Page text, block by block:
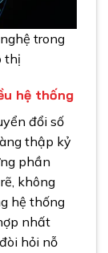
trong
thị
hệ thống
đổi số
thập kỷ
phần
không
hệ thống
nhất
hỏi nỗ